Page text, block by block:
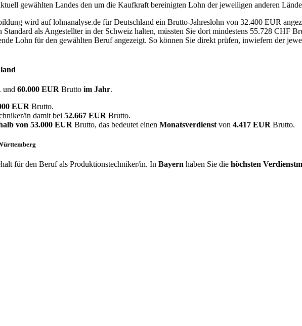
gewählten Landes den um die Kaufkraft bereinigten Lohn der jeweiligen anderen
wird auf lohnanalyse.de für Deutschland ein Brutto-Jahreslohn von 32.400 EUR
als Angestellter in der Schweiz halten, müssten Sie dort mindestens 55.728 CHF
Lohn für den gewählten Beruf angezeigt. So können Sie direkt prüfen, inwiefern der
und 60.000 EUR Brutto im Jahr.
EUR Brutto.
in damit bei 52.667 EUR Brutto.
von 53.000 EUR Brutto, das bedeutet einen Monatsverdienst von 4.417 EUR Brutto.
für den Beruf als Produktionstechniker/in. In Bayern haben Sie die höchsten